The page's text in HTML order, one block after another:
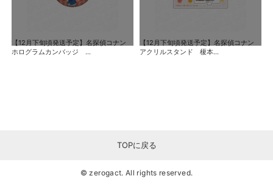
【12月下旬頃発送予定】名探偵コナン
ホログラムカンバッジ ...
【12月下旬頃発送予定】名探偵コナン
アクリルスタンド 榎本...
TOPに戻る
© zerogact. All rights reserved.